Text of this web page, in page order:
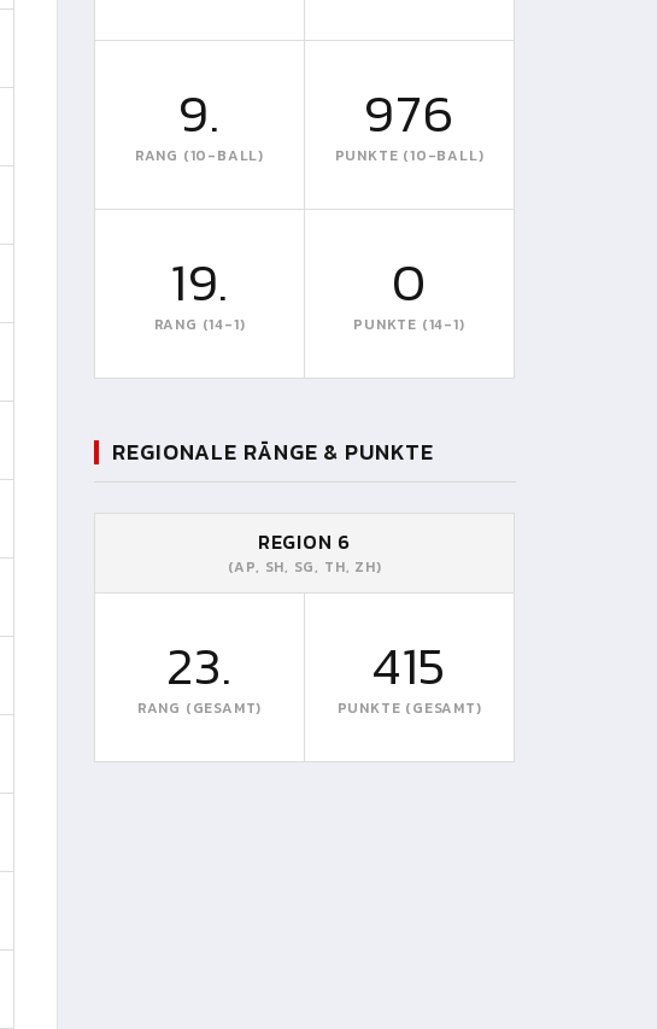
9.
RANG (10-BALL)
976
PUNKTE (10-BALL)
19.
RANG (14-1)
0
PUNKTE (14-1)
REGIONALE RÄNGE & PUNKTE
REGION 6
(AP, SH, SG, TH, ZH)
23.
RANG (GESAMT)
415
PUNKTE (GESAMT)